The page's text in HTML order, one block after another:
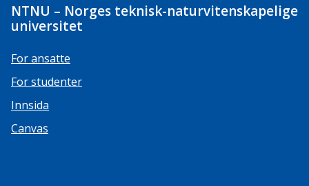
NTNU – Norges teknisk-naturvitenskapelige
universitet
For ansatte
For studenter
Innsida
Canvas